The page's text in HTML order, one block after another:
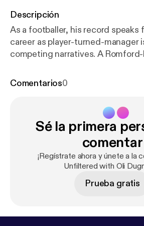
Descripción
As a footballer, his record speaks for
career as player-turned-manager
competing narratives. A
propelled by Premier League plutocracy. As
-------- Hosted on Acast. See
tps://acast.com/privacy] for more
Comentarios0
Sé la primera
comentar
¡Regístrate ahora y únete a la
Unfiltered with Oli
Prueba gratis